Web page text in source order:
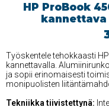
HP ProBook
kannettava
Työskentele tehokkaasti
kannettavalla.
ja sopii erinomaisesti
monipuolisten
Tekniikka tiivistettynä: